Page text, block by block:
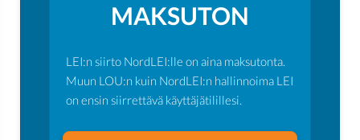
MAKSUTON
LEI:n siirto NordLEI:lle on aina maksutonta.
Muun LOU:n kuin NordLEI:n hallinnoima LEI
on ensin siirrettävä käyttäjätilillesi.